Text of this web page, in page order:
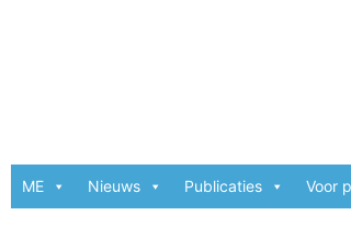
ME Nieuws Publicaties Voor